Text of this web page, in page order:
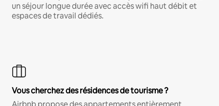
un séjour longue durée avec accès wifi haut débit et
espaces de travail dédiés.
Vous cherchez des résidences de tourisme ?